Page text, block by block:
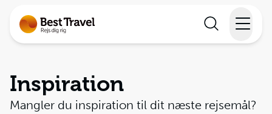
Lande
Inspiration
Mangler du inspiration til dit næste rejsemål?